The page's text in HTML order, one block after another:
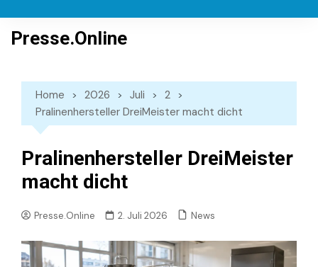
content
Presse.Online
Home 2026 Juli
2
Pralinenhersteller DreiMeister macht dicht
Pralinenhersteller DreiMeister
macht dicht
Presse.Online 2. Juli 2026 News